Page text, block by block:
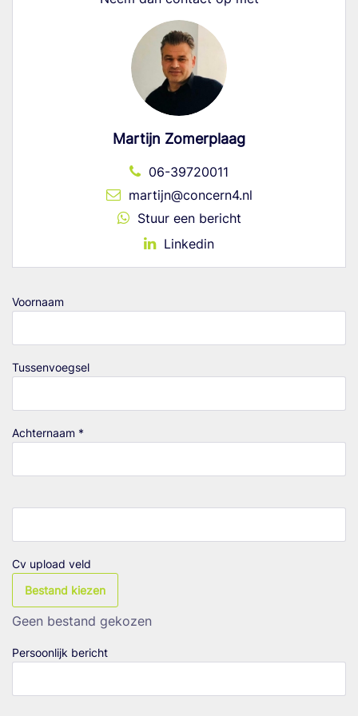
Martijn Zomerplaag
06-39720011
martijn@concern4.nl
Stuur een bericht
Linkedin
Voornaam
Tussenvoegsel
Achternaam *
Cv upload veld
Bestand kiezen
Geen bestand gekozen
Persoonlijk bericht